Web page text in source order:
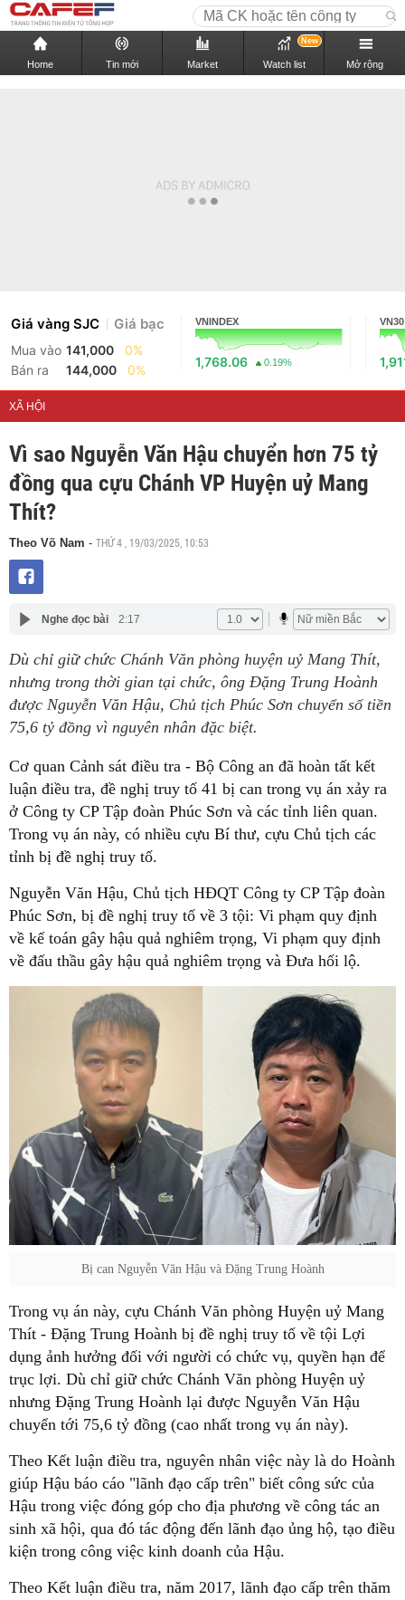
Home Tin mới Market Watch list
New
Mở rộng
Giá vàng SJC Giá bạc
Mua vào 141,000
0%
Bán ra
144,000 0%
VNINDEX
1,768.06 0.19%
VN30
XÃ HỘI
Vì sao Nguyễn Văn Hậu chuyển hơn 75 tỷ
đồng qua cựu Chánh VP Huyện uỷ Mang
Thít?
Theo Võ Nam - THỨ 4 , 19/03/2025, 10:53
Nghe đọc bài 2:17
Dù chỉ giữ chức Chánh Văn phòng huyện uỷ Mang Thít,
nhưng trong thời gian tại chức, ông Đặng Trung Hoành
được Nguyễn Văn Hậu, Chủ tịch Phúc Sơn chuyển số tiền
75,6 tỷ đồng vì nguyên nhân đặc biệt.
Cơ quan Cảnh sát điều tra - Bộ Công an đã hoàn tất kết
luận điều tra, đề nghị truy tố 41 bị can trong vụ án xảy ra
ở Công ty CP Tập đoàn Phúc Sơn và các tỉnh liên quan.
Trong vụ án này, có nhiều cựu Bí thư, cựu Chủ tịch các
tỉnh bị đề nghị truy tố.
Nguyễn Văn Hậu, Chủ tịch HĐQT Công ty CP Tập đoàn
Phúc Sơn, bị đề nghị truy tố về 3 tội: Vi phạm quy định
về kế toán gây hậu quả nghiêm trọng, Vi phạm quy định
về đấu thầu gây hậu quả nghiêm trọng và Đưa hối lộ.
Bị can Nguyễn Văn Hậu và Đặng Trung Hoành
Trong vụ án này, cựu Chánh Văn phòng Huyện uỷ Mang
Thít - Đặng Trung Hoành bị đề nghị truy tố về tội Lợi
dụng ảnh hưởng đối với người có chức vụ, quyền hạn để
trục lợi. Dù chỉ giữ chức Chánh Văn phòng Huyện uỷ
nhưng Đặng Trung Hoành lại được Nguyễn Văn Hậu
chuyển tới 75,6 tỷ đồng (cao nhất trong vụ án này).
Theo Kết luận điều tra, nguyên nhân việc này là do Hoành
giúp Hậu báo cáo "lãnh đạo cấp trên" biết công sức của
Hậu trong việc đóng góp cho địa phương về công tác an
sinh xã hội, qua đó tác động đến lãnh đạo ủng hộ, tạo điều
kiện trong công việc kinh doanh của Hậu.
Theo Kết luận điều tra, năm 2017, lãnh đạo cấp trên thăm